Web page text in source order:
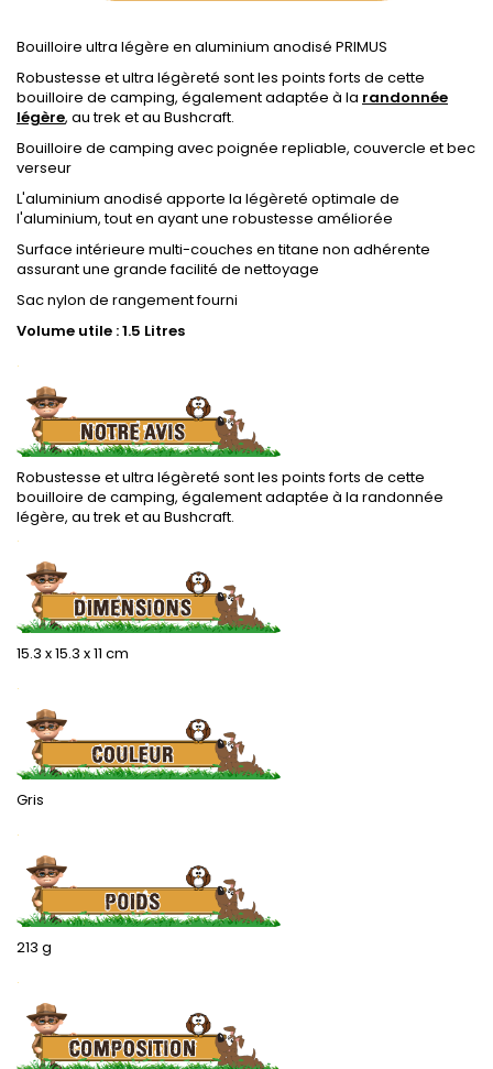
Bouilloire ultra légère en aluminium anodisé PRIMUS
Robustesse et ultra légèreté sont les points forts de cette
bouilloire de camping, également adaptée à la randonnée
légère, au trek et au Bushcraft.
Bouilloire de camping avec poignée repliable, couvercle et bec
verseur
L'aluminium anodisé apporte la légèreté optimale de
l'aluminium, tout en ayant une robustesse améliorée
Surface intérieure multi-couches en titane non adhérente
assurant une grande facilité de nettoyage
Sac nylon de rangement fourni
Volume utile : 1.5 Litres
.
Robustesse et ultra légèreté sont les points forts de cette
bouilloire de camping, également adaptée à la randonnée
légère, au trek et au Bushcraft.
.
15.3 x 15.3 x 11 cm
.
Gris
.
213 g
.